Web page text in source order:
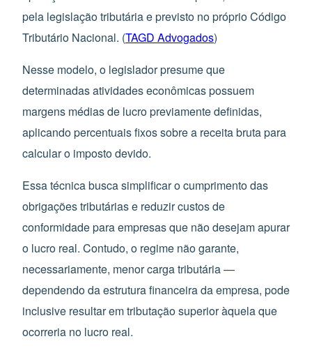
pela legislação tributária e previsto no próprio Código
Tributário Nacional. (TAGD Advogados)
Nesse modelo, o legislador presume que
determinadas atividades econômicas possuem
margens médias de lucro previamente definidas,
aplicando percentuais fixos sobre a receita bruta para
calcular o imposto devido.
Essa técnica busca simplificar o cumprimento das
obrigações tributárias e reduzir custos de
conformidade para empresas que não desejam apurar
o lucro real. Contudo, o regime não garante,
necessariamente, menor carga tributária —
dependendo da estrutura financeira da empresa, pode
inclusive resultar em tributação superior àquela que
ocorreria no lucro real.